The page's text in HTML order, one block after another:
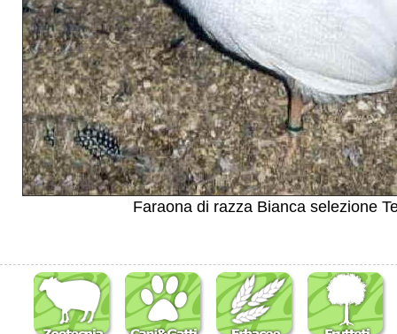
Faraona di razza Bianca selezione